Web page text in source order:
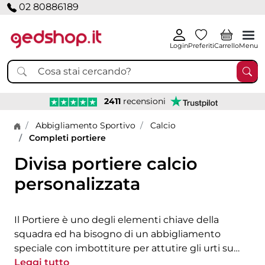
02 80886189
LoginPreferitiCarrelloMenu
2411 recensioni
Home page
Abbigliamento Sportivo
Calcio
Completi portiere
Divisa portiere calcio
personalizzata
Il Portiere è uno degli elementi chiave della
squadra ed ha bisogno di un abbigliamento
speciale con imbottiture per attutire gli urti su
braccia e gambe ma che lascino libertà di
Leggi tutto